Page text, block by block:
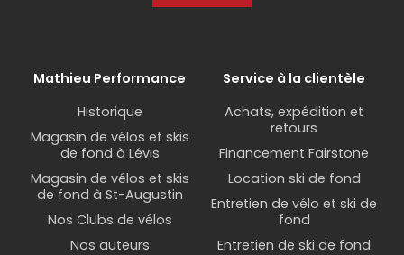
Mathieu Performance
Historique
Magasin de vélos et skis
de fond à Lévis
Magasin de vélos et skis
de fond à St-Augustin
Nos Clubs de vélos
Nos auteurs
Service à la clientèle
Achats, expédition et
retours
Financement Fairstone
Location ski de fond
Entretien de vélo et ski de
fond
Entretien de ski de fond